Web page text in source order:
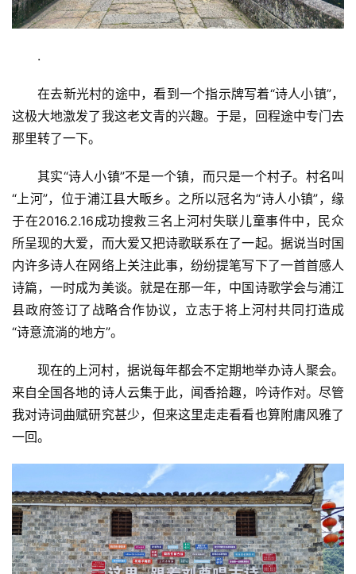
.
在去新光村的途中，看到一个指示牌写着“诗人小镇”，
这极大地激发了我这老文青的兴趣。于是，回程途中专门去
那里转了一下。
其实“诗人小镇”不是一个镇，而只是一个村子。村名叫
“上河”，位于浦江县大畈乡。之所以冠名为“诗人小镇”，缘
于在2016.2.16成功搜救三名上河村失联儿童事件中，民众
所呈现的大爱，而大爱又把诗歌联系在了一起。据说当时国
内许多诗人在网络上关注此事，纷纷提笔写下了一首首感人
诗篇，一时成为美谈。就是在那一年，中国诗歌学会与浦江
县政府签订了战略合作协议，立志于将上河村共同打造成
“诗意流淌的地方”。
现在的上河村，据说每年都会不定期地举办诗人聚会。
来自全国各地的诗人云集于此，闻香拾趣，吟诗作对。尽管
我对诗词曲赋研究甚少，但来这里走走看看也算附庸风雅了
一回。